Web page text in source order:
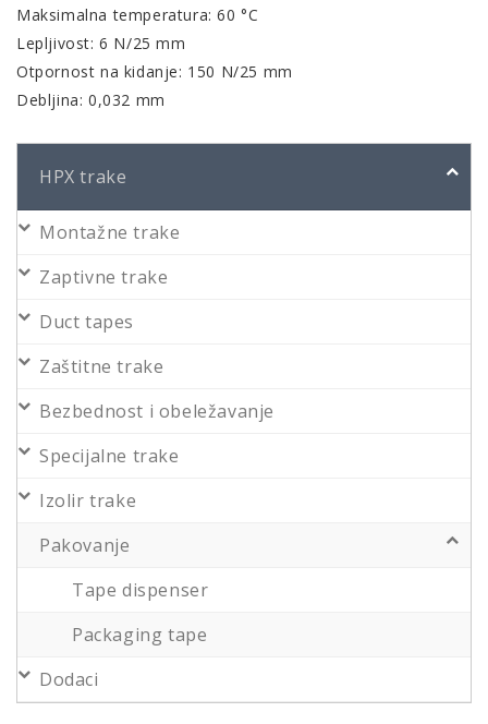
Maksimalna temperatura: 60 °C
Lepljivost: 6 N/25 mm
Otpornost na kidanje: 150 N/25 mm
Debljina: 0,032 mm
HPX trake
Montažne trake
Zaptivne trake
Duct tapes
Zaštitne trake
Bezbednost i obeležavanje
Specijalne trake
Izolir trake
Pakovanje
Tape dispenser
Packaging tape
Dodaci